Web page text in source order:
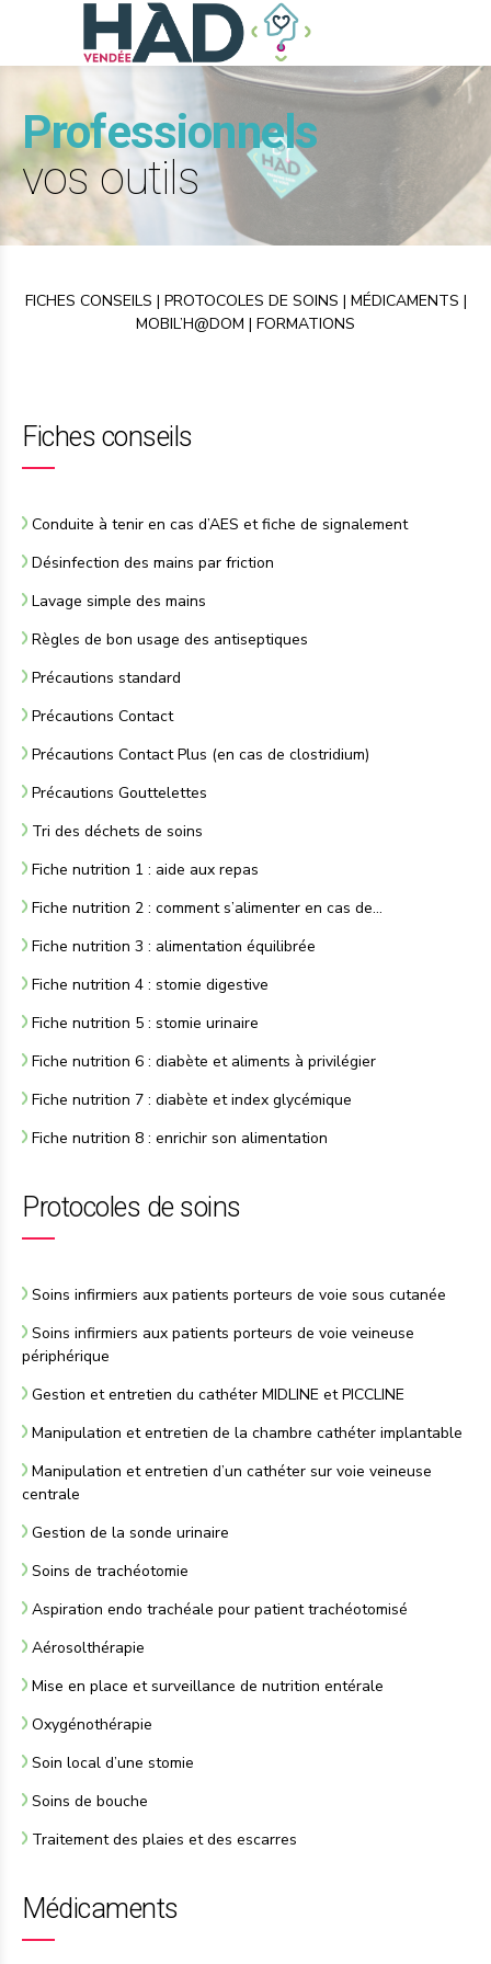
Professionnels
vos outils
FICHES CONSEILS | PROTOCOLES DE SOINS | MÉDICAMENTS |
MOBIL’H@DOM | FORMATIONS
Fiches conseils
Conduite à tenir en cas d’AES et fiche de signalement
Désinfection des mains par friction
Lavage simple des mains
Règles de bon usage des antiseptiques
Précautions standard
Précautions Contact
Précautions Contact Plus (en cas de clostridium)
Précautions Gouttelettes
Tri des déchets de soins
Fiche nutrition 1 : aide aux repas
Fiche nutrition 2 : comment s’alimenter en cas de…
Fiche nutrition 3 : alimentation équilibrée
Fiche nutrition 4 : stomie digestive
Fiche nutrition 5 : stomie urinaire
Fiche nutrition 6 : diabète et aliments à privilégier
Fiche nutrition 7 : diabète et index glycémique
Fiche nutrition 8 : enrichir son alimentation
Protocoles de soins
Soins infirmiers aux patients porteurs de voie sous cutanée
Soins infirmiers aux patients porteurs de voie veineuse
périphérique
Gestion et entretien du cathéter MIDLINE et PICCLINE
Manipulation et entretien de la chambre cathéter implantable
Manipulation et entretien d’un cathéter sur voie veineuse
centrale
Gestion de la sonde urinaire
Soins de trachéotomie
Aspiration endo trachéale pour patient trachéotomisé
Aérosolthérapie
Mise en place et surveillance de nutrition entérale
Oxygénothérapie
Soin local d’une stomie
Soins de bouche
Traitement des plaies et des escarres
Médicaments